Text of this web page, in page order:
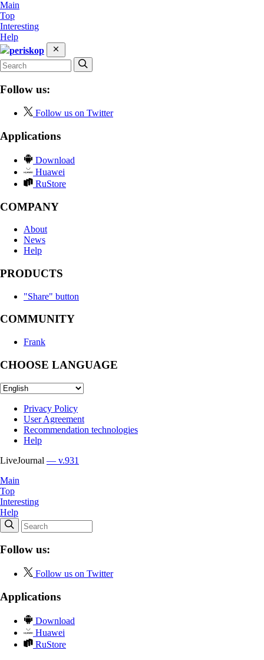
Main
Top
Interesting
Help
periskop
Follow us:
Follow us on Twitter
Applications
Download
Huawei
RuStore
COMPANY
About
News
Help
PRODUCTS
"Share" button
COMMUNITY
Frank
CHOOSE LANGUAGE
Privacy Policy
User Agreement
Recommendation technologies
Help
LiveJournal — v.931
Main
Top
Interesting
Help
Follow us:
Follow us on Twitter
Applications
Download
Huawei
RuStore